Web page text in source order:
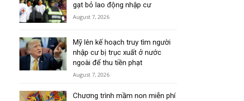
gạt bỏ lao động nhập cư
August 7, 2026
Mỹ lên kế hoạch truy tìm người
nhập cư bị trục xuất ở nước
ngoài để thu tiền phạt
August 7, 2026
Chương trình mầm non miễn phí